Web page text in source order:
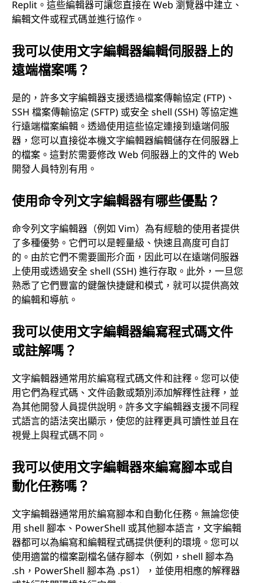
Replit。這些編輯器可讓您直接在 Web 瀏覽器中建立、
編輯文件或程式碼並進行協作。
我可以使用文字編輯器編輯伺服器上的
遠端檔案嗎？
是的，許多文字編輯器支援透過檔案傳輸協定 (FTP)、
SSH 檔案傳輸協定 (SFTP) 或安全 shell (SSH) 等協定進
行遠端檔案編輯。透過使用這些協定連接到遠端伺服
器，您可以直接從本機文字編輯器編輯儲存在伺服器上
的檔案。這對於需要修改 Web 伺服器上的文件的 Web
開發人員特別有用。
使用命令列文字編輯器有哪些優點？
命令列文字編輯器（例如 Vim）為有經驗的使用者提供
了多種優勢。它們可以是輕量級、快速且高度可自訂
的。由於它們不需要圖形介面，因此可以在遠端伺服器
上使用或透過安全 shell (SSH) 進行存取。此外，一旦您
熟悉了它們豐富的鍵盤快捷鍵和模式，就可以提供高效
的編輯和導航。
我可以使用文字編輯器編寫程式碼文件
或註解嗎？
文字編輯器通常用於編寫程式碼文件和註釋。您可以使
用它們為程式碼、文件函數或類別添加解釋性註釋，並
為其他開發人員提供說明。許多文字編輯器支援不同程
式語言的語法突出顯示，使您的註釋更具可讀性並且在
視覺上與程式碼不同。
我可以使用文字編輯器來編寫腳本或自
動化任務嗎？
文字編輯器通常用於編寫腳本和自動化任務。無論您使
用 shell 腳本、PowerShell 或其他腳本語言，文字編輯
器都可以為編寫和編輯程式碼提供便利的環境。您可以
使用適當的檔案副檔名儲存腳本（例如，shell 腳本為
.sh，PowerShell 腳本為 .ps1），並使用相應的解釋器